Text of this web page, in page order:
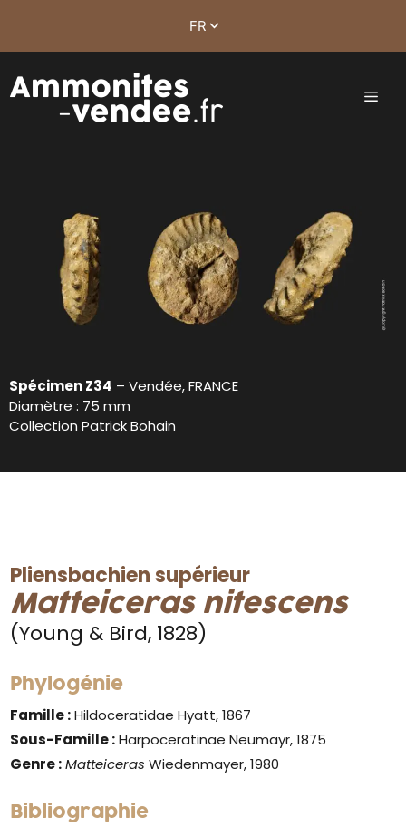
Spécimen Z34 – Vendée, FRANCE
Diamètre : 75 mm
Collection Patrick Bohain
Pliensbachien supérieur
Matteiceras nitescens
(Young & Bird, 1828)
Phylogénie
Famille :Hildoceratidae Hyatt, 1867
Sous-Famille :Harpoceratinae Neumayr, 1875
Genre : Matteiceras Wiedenmayer, 1980
Bibliographie